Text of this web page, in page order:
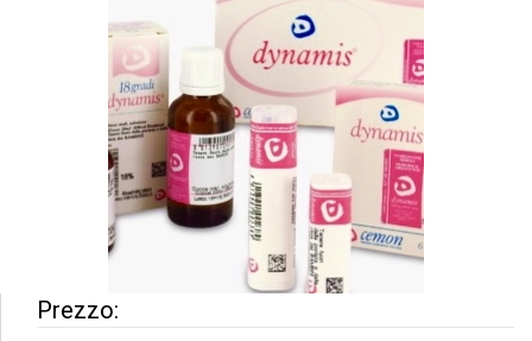
Prezzo: